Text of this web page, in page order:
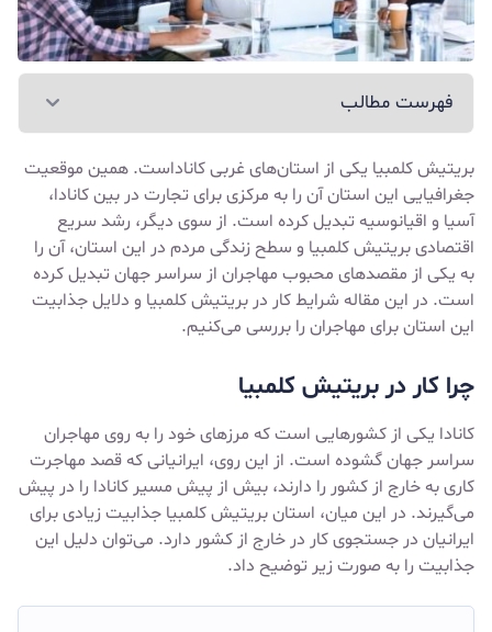
فهرست مطالب
بریتیش کلمبیا یکی از استان‌های غربی کاناداست. همین موقعیت
جغرافیایی این استان آن را به مرکزی برای تجارت در بین کانادا،
آسیا و اقیانوسیه تبدیل کرده است. از سوی دیگر، رشد سریع
اقتصادی بریتیش کلمبیا و سطح زندگی مردم در این استان، آن را
به یکی از مقصدهای محبوب مهاجران از سراسر جهان تبدیل کرده
است. در این مقاله شرایط کار در بریتیش کلمبیا و دلایل جذابیت
این استان برای مهاجران را بررسی می‌کنیم.
چرا کار در بریتیش کلمبیا
کانادا یکی از کشورهایی است که مرزهای خود را به روی مهاجران
سراسر جهان گشوده است. از این روی، ایرانیانی که قصد مهاجرت
کاری به خارج از کشور را دارند، بیش از پیش مسیر کانادا را در پیش
می‌گیرند. در این میان، استان بریتیش کلمبیا جذابیت زیادی برای
ایرانیان در جستجوی کار در خارج از کشور دارد. می‌توان دلیل این
جذابیت را به صورت زیر توضیح داد.